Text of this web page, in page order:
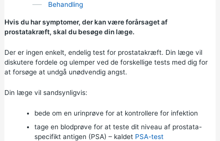
Behandling
Hvis du har symptomer, der kan være forårsaget af
prostatakræft, skal du besøge din læge.
Der er ingen enkelt, endelig test for prostatakræft. Din læge vil
diskutere fordele og ulemper ved de forskellige tests med dig for
at forsøge at undgå unødvendig angst.
Din læge vil sandsynligvis:
bede om en urinprøve for at kontrollere for infektion
tage en blodprøve for at teste dit niveau af prostata-
specifikt antigen (PSA) – kaldet PSA-test